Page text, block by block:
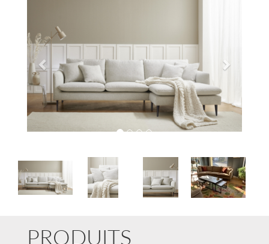
Galerie
PRODUITS